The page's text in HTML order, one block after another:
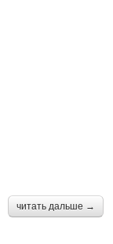
читать дальше →